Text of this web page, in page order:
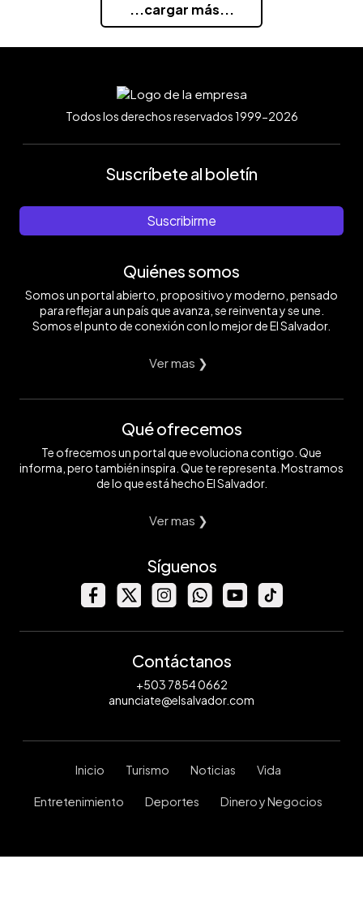
...cargar más...
Todos los derechos reservados 1999-2026
Suscríbete al boletín
Suscribirme
Quiénes somos
Somos un portal abierto, propositivo y moderno, pensado
para reflejar a un país que avanza, se reinventa y se une.
Somos el punto de conexión con lo mejor de El Salvador.
Ver mas ❯
Qué ofrecemos
Te ofrecemos un portal que evoluciona contigo. Que
informa, pero también inspira. Que te representa. Mostramos
de lo que está hecho El Salvador.
Ver mas ❯
Síguenos
Contáctanos
+503 7854 0662
anunciate@elsalvador.com
Inicio Turismo Noticias Vida
Entretenimiento Deportes Dinero y Negocios